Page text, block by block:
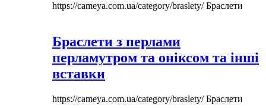
https://cameya.com.ua/category/braslety/Браслети
Браслети з перлами
перламутром та оніксом та інші
вставки
https://cameya.com.ua/category/braslety/Браслети